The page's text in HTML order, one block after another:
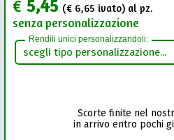
€ 5,45 (€ 6,65 ivato) al pz.
senza personalizzazione
Rendili unici personalizzandoli:
Scorte finite nel
in arrivo entro pochi